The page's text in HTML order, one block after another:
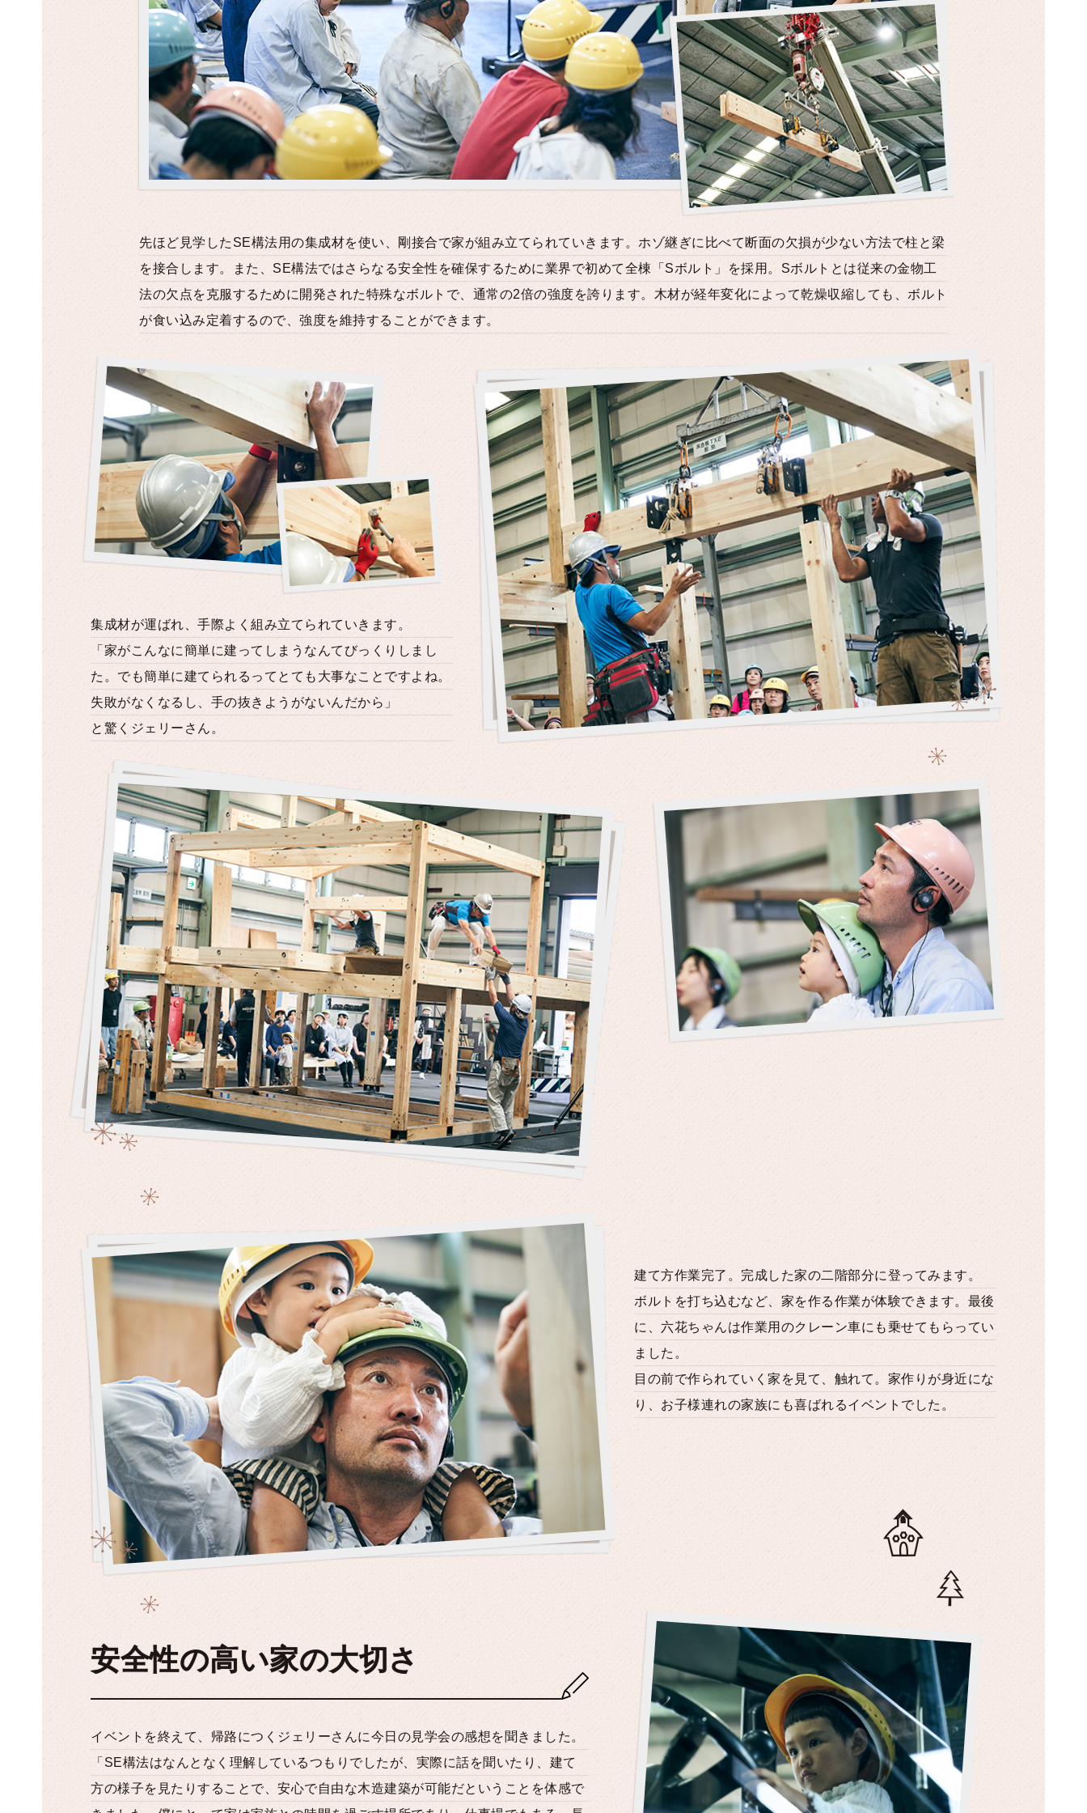
先ほど見学したSE構法用の集成材を使い、剛接合で家が組み立てられていきます。ホゾ継ぎに比べて断面の欠損が少ない方法で柱と梁
を接合します。また、SE構法ではさらなる安全性を確保するために業界で初めて全棟「Sボルト」を採用。Sボルトとは従来の金物工
法の欠点を克服するために開発された特殊なボルトで、通常の2倍の強度を誇ります。木材が経年変化によって乾燥収縮しても、ボルト
が食い込み定着するので、強度を維持することができます。
集成材が運ばれ、手際よく組み立てられていきます。
「家がこんなに簡単に建ってしまうなんてびっくりしまし
た。でも簡単に建てられるってとても大事なことですよね。
失敗がなくなるし、手の抜きようがないんだから」
と驚くジェリーさん。
建て方作業完了。完成した家の二階部分に登ってみます。
ボルトを打ち込むなど、家を作る作業が体験できます。最後
に、六花ちゃんは作業用のクレーン車にも乗せてもらってい
ました。
目の前で作られていく家を見て、触れて。家作りが身近にな
り、お子様連れの家族にも喜ばれるイベントでした。
安全性の高い家の大切さ
イベントを終えて、帰路につくジェリーさんに今日の見学会の感想を聞きました。
「SE構法はなんとなく理解しているつもりでしたが、実際に話を聞いたり、建て
方の様子を見たりすることで、安心で自由な木造建築が可能だということを体感で